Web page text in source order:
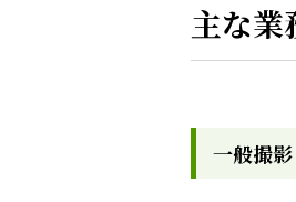
主な業
一般撮影